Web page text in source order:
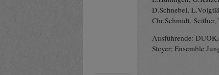
D.Schnebel,
Chr.Schmidt,
Ausführende:
Steyer; Ensemble